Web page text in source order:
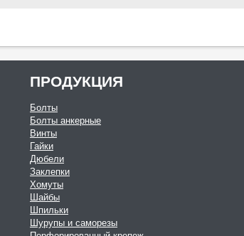
ПРОДУКЦИЯ
Болты
Болты анкерные
Винты
Гайки
Дюбели
Заклепки
Хомуты
Шайбы
Шпильки
Шурупы и саморезы